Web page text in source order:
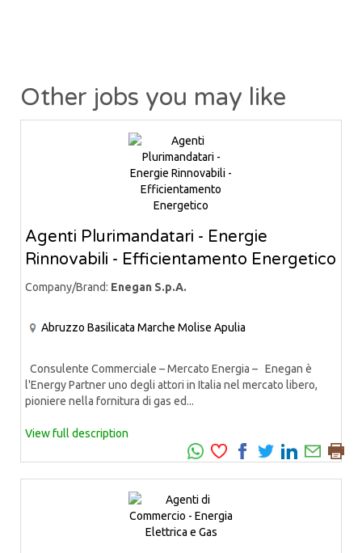
Other jobs you may like
Agenti Plurimandatari - Energie
Rinnovabili - Efficientamento Energetico
Company/Brand: Enegan S.p.A.
Abruzzo Basilicata Marche Molise Apulia
Consulente Commerciale – Mercato Energia – Enegan è
l'Energy Partner uno degli attori in Italia nel mercato libero,
pioniere nella fornitura di gas ed...
View full description